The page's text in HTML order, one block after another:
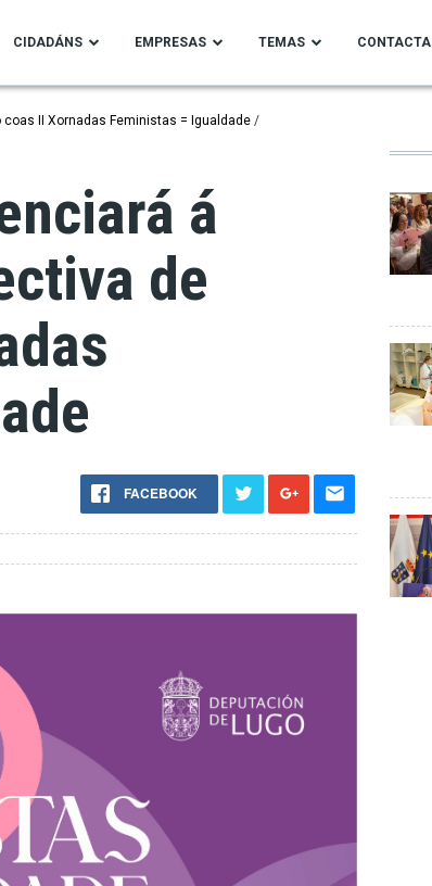
CIDADÁNS EMPRESAS TEMAS CONTACTA
II Xornadas Feministas = Igualdade
á
de
FACEBOOK